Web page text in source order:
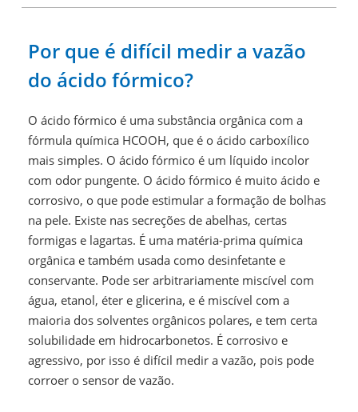
Por que é difícil medir a vazão
do ácido fórmico?
O ácido fórmico é uma substância orgânica com a
fórmula química HCOOH, que é o ácido carboxílico
mais simples. O ácido fórmico é um líquido incolor
com odor pungente. O ácido fórmico é muito ácido e
corrosivo, o que pode estimular a formação de bolhas
na pele. Existe nas secreções de abelhas, certas
formigas e lagartas. É uma matéria-prima química
orgânica e também usada como desinfetante e
conservante. Pode ser arbitrariamente miscível com
água, etanol, éter e glicerina, e é miscível com a
maioria dos solventes orgânicos polares, e tem certa
solubilidade em hidrocarbonetos. É corrosivo e
agressivo, por isso é difícil medir a vazão, pois pode
corroer o sensor de vazão.